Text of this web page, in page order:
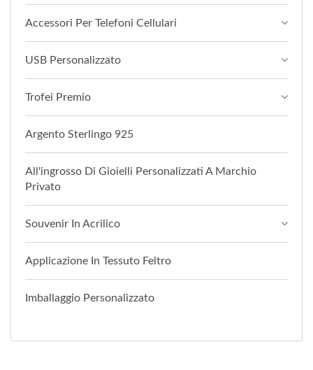
Accessori Per Telefoni Cellulari
USB Personalizzato
Trofei Premio
Argento Sterlingo 925
All'ingrosso Di Gioielli Personalizzati A Marchio
Privato
Souvenir In Acrilico
Applicazione In Tessuto Feltro
Imballaggio Personalizzato